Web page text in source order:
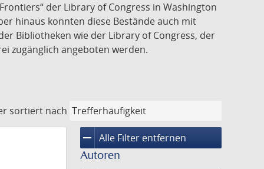
der Library of Congress in Washington
hinaus konnten diese Bestände auch mit
Bibliotheken wie der Library of Congress, der
zugänglich angeboten werden.
sortiert nach
remove Alle Filter entfernen
Autoren